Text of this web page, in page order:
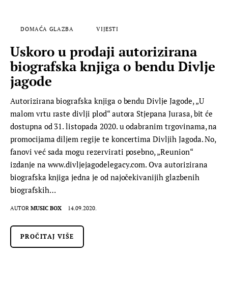
DOMAĆA GLAZBA VIJESTI
Uskoro u prodaji autorizirana
biografska knjiga o bendu Divlje
jagode
Autorizirana biografska knjiga o bendu Divlje Jagode, „U
malom vrtu raste divlji plod“ autora Stjepana Jurasa, bit će
dostupna od 31. listopada 2020. u odabranim trgovinama, na
promocijama diljem regije te koncertima Divljih Jagoda. No,
fanovi već sada mogu rezervirati posebno, „Reunion“
izdanje na www.divljejagodelegacy.com. Ova autorizirana
biografska knjiga jedna je od najočekivanijih glazbenih
biografskih…
AUTOR MUSIC BOX 14.09.2020.
PROČITAJ VIŠE